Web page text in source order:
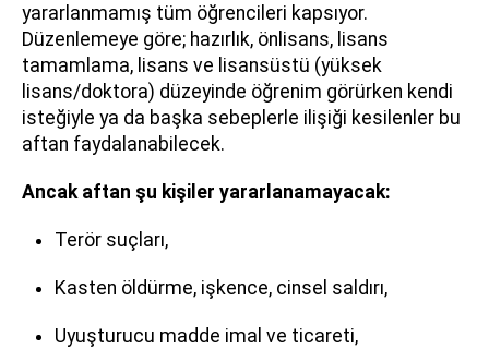
yararlanmamış tüm öğrencileri kapsıyor.
Düzenlemeye göre; hazırlık, önlisans, lisans
tamamlama, lisans ve lisansüstü (yüksek
lisans/doktora) düzeyinde öğrenim görürken kendi
isteğiyle ya da başka sebeplerle ilişiği kesilenler bu
aftan faydalanabilecek.
Ancak aftan şu kişiler yararlanamayacak:
Terör suçları,
Kasten öldürme, işkence, cinsel saldırı,
Uyuşturucu madde imal ve ticareti,